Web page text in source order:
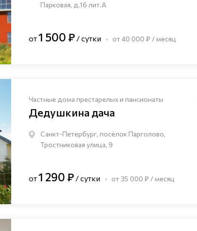
Парковая, д.16 лит.А
от1 500 ₽ / сутки от 40 000 ₽ / месяц
Частные дома престарелых и пансионаты
Дедушкина дача
Санкт-Петербург, посёлок Парголово,
Тростниковая улица, 9
от1 290 ₽ / сутки от 35 000 ₽ / месяц